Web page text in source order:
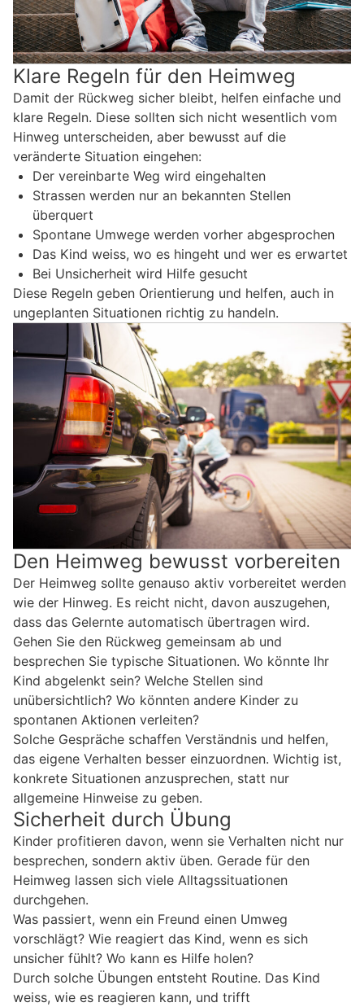
Klare Regeln für den Heimweg
Damit der Rückweg sicher bleibt, helfen einfache und
klare Regeln. Diese sollten sich nicht wesentlich vom
Hinweg unterscheiden, aber bewusst auf die
veränderte Situation eingehen:
Der vereinbarte Weg wird eingehalten
Strassen werden nur an bekannten Stellen
überquert
Spontane Umwege werden vorher abgesprochen
Das Kind weiss, wo es hingeht und wer es erwartet
Bei Unsicherheit wird Hilfe gesucht
Diese Regeln geben Orientierung und helfen, auch in
ungeplanten Situationen richtig zu handeln.
Den Heimweg bewusst vorbereiten
Der Heimweg sollte genauso aktiv vorbereitet werden
wie der Hinweg. Es reicht nicht, davon auszugehen,
dass das Gelernte automatisch übertragen wird.
Gehen Sie den Rückweg gemeinsam ab und
besprechen Sie typische Situationen. Wo könnte Ihr
Kind abgelenkt sein? Welche Stellen sind
unübersichtlich? Wo könnten andere Kinder zu
spontanen Aktionen verleiten?
Solche Gespräche schaffen Verständnis und helfen,
das eigene Verhalten besser einzuordnen. Wichtig ist,
konkrete Situationen anzusprechen, statt nur
allgemeine Hinweise zu geben.
Sicherheit durch Übung
Kinder profitieren davon, wenn sie Verhalten nicht nur
besprechen, sondern aktiv üben. Gerade für den
Heimweg lassen sich viele Alltagssituationen
durchgehen.
Was passiert, wenn ein Freund einen Umweg
vorschlägt? Wie reagiert das Kind, wenn es sich
unsicher fühlt? Wo kann es Hilfe holen?
Durch solche Übungen entsteht Routine. Das Kind
weiss, wie es reagieren kann, und trifft